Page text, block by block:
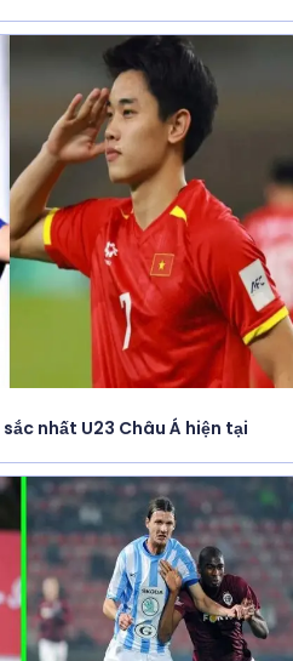
nhất U23 Châu Á hiện tại